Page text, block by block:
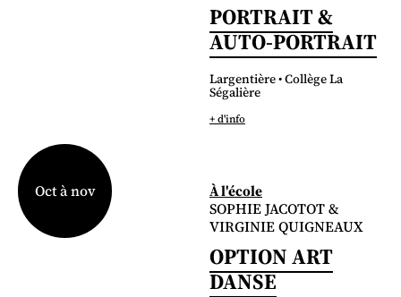
PORTRAIT &
AUTO-PORTRAIT
Largentière • Collège La
Ségalière
+ d'info
À l'école
Oct à nov
SOPHIE JACOTOT &
VIRGINIE QUIGNEAUX
OPTION ART
DANSE